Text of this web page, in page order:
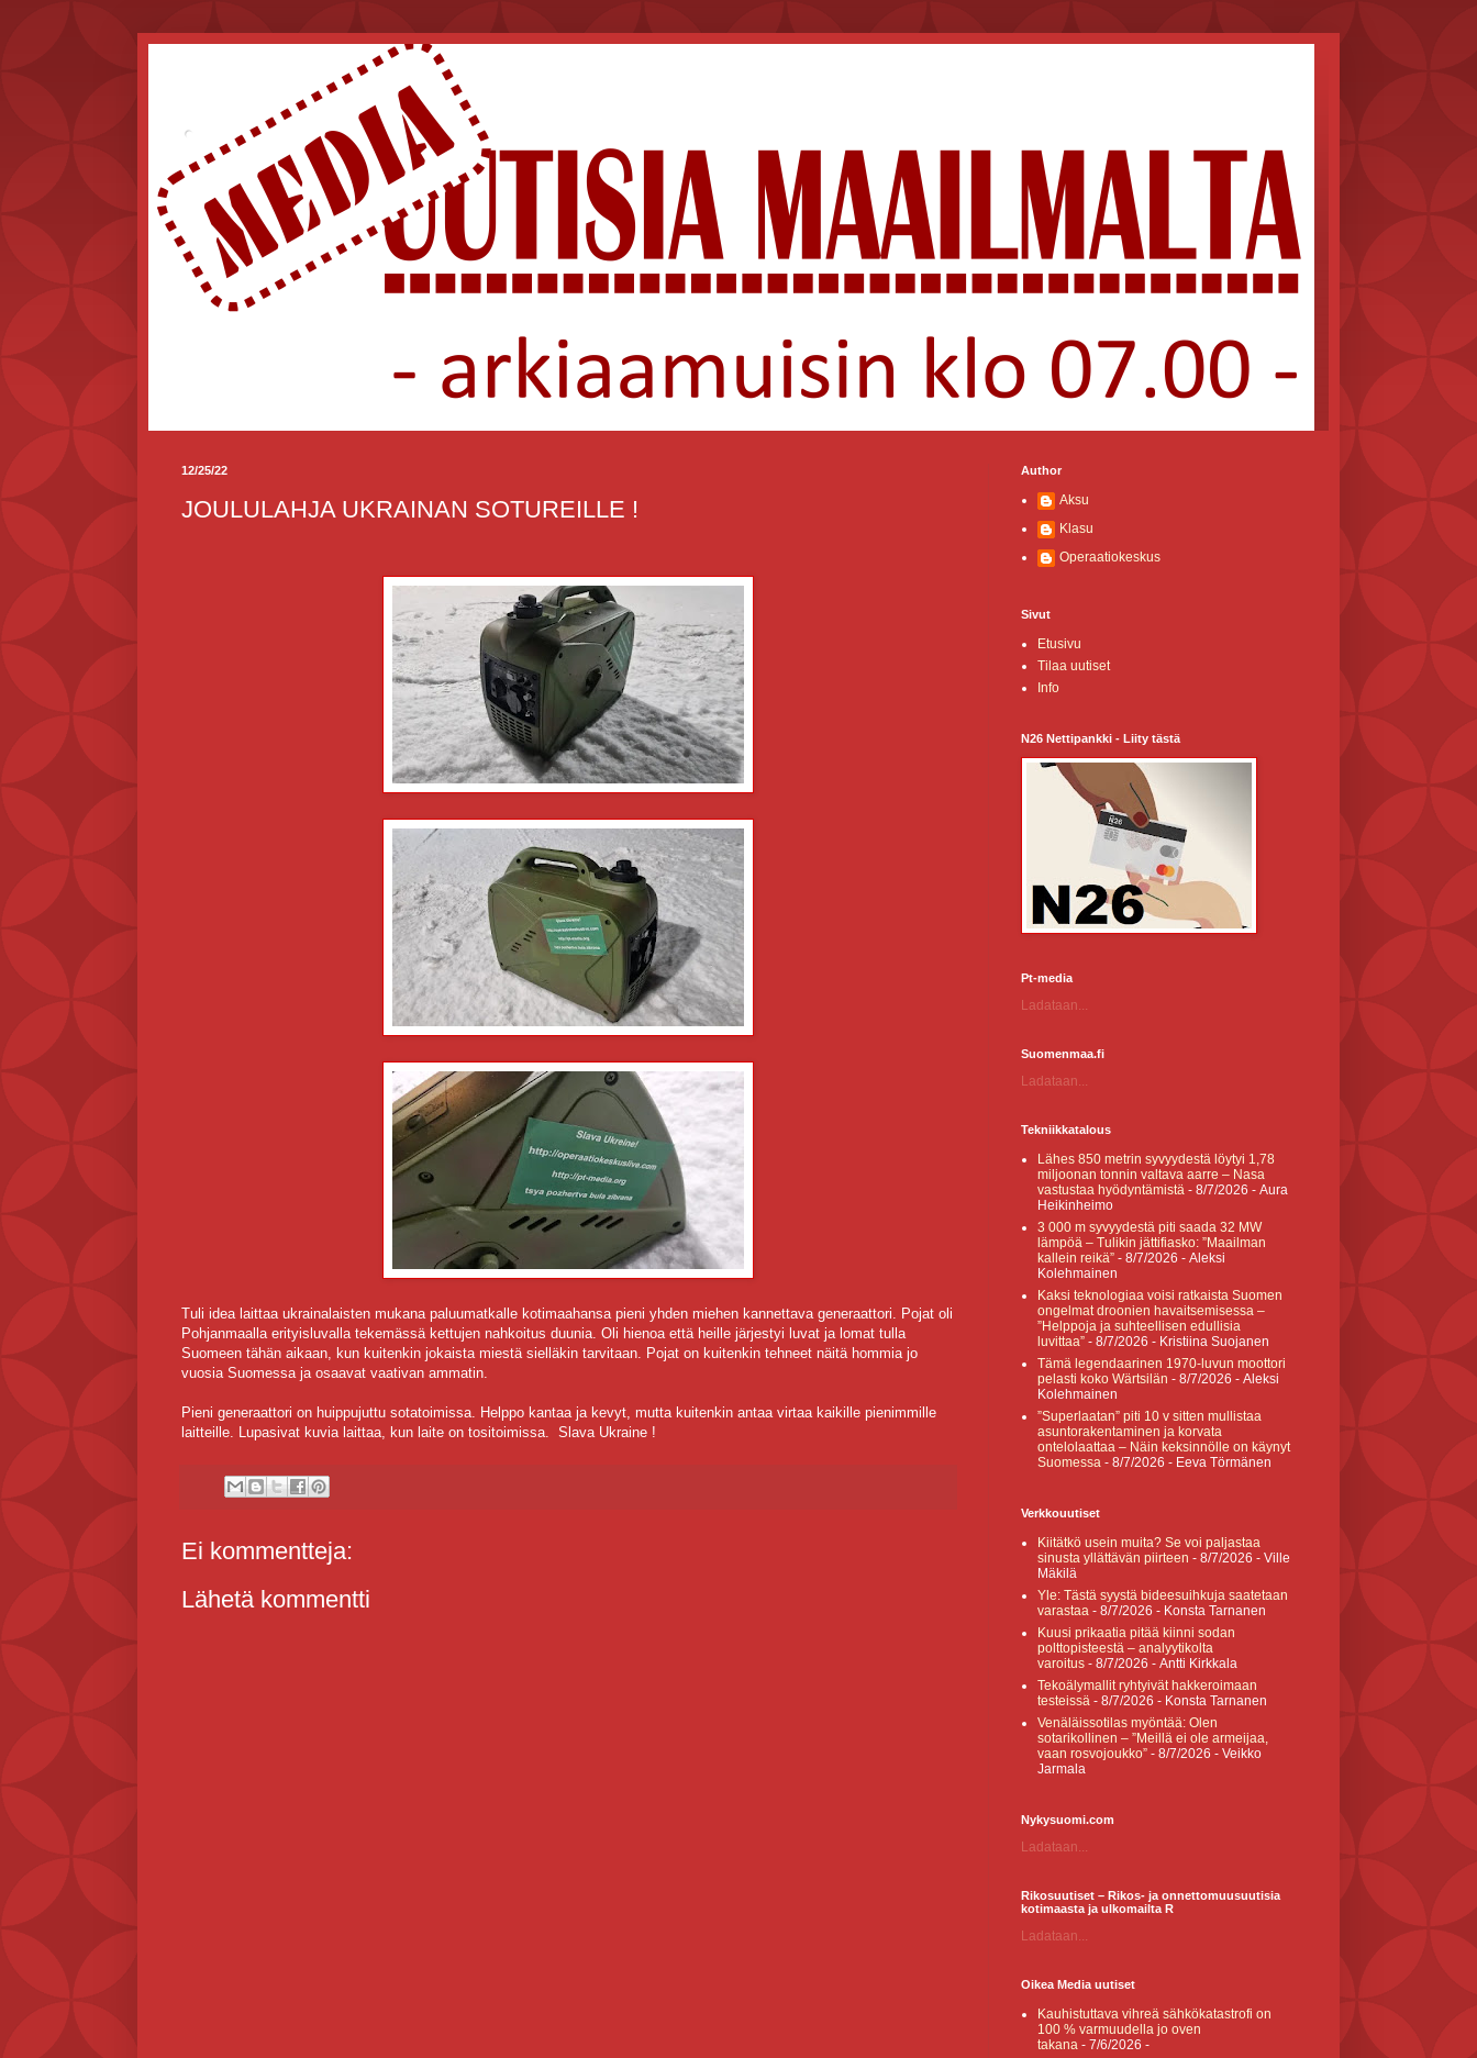
.
12/25/22
JOULULAHJA UKRAINAN SOTUREILLE !
Tuli idea laittaa ukrainalaisten mukana paluumatkalle kotimaahansa pieni yhden miehen kannettava generaattori. Pojat oli
Pohjanmaalla erityisluvalla tekemässä kettujen nahkoitus duunia. Oli hienoa että heille järjestyi luvat ja lomat tulla
Suomeen tähän aikaan, kun kuitenkin jokaista miestä sielläkin tarvitaan. Pojat on kuitenkin tehneet näitä hommia jo
vuosia Suomessa ja osaavat vaativan ammatin.
Pieni generaattori on huippujuttu sotatoimissa. Helppo kantaa ja kevyt, mutta kuitenkin antaa virtaa kaikille pienimmille
laitteille. Lupasivat kuvia laittaa, kun laite on tositoimissa. Slava Ukraine !
Ei kommentteja:
Lähetä kommentti
Author
Aksu
Klasu
Operaatiokeskus
Sivut
Etusivu
Tilaa uutiset
Info
N26 Nettipankki - Liity tästä
Pt-media
Ladataan...
Suomenmaa.fi
Ladataan...
Tekniikkatalous
Lähes 850 metrin syvyydestä löytyi 1,78
miljoonan tonnin valtava aarre – Nasa
vastustaa hyödyntämistä - 8/7/2026 - Aura
Heikinheimo
3 000 m syvyydestä piti saada 32 MW
lämpöä – Tulikin jättifiasko: ”Maailman
kallein reikä” - 8/7/2026 - Aleksi
Kolehmainen
Kaksi teknologiaa voisi ratkaista Suomen
ongelmat droonien havaitsemisessa –
”Helppoja ja suhteellisen edullisia
luvittaa” - 8/7/2026 - Kristiina Suojanen
Tämä legendaarinen 1970-luvun moottori
pelasti koko Wärtsilän - 8/7/2026 - Aleksi
Kolehmainen
”Superlaatan” piti 10 v sitten mullistaa
asuntorakentaminen ja korvata
ontelolaattaa – Näin keksinnölle on käynyt
Suomessa - 8/7/2026 - Eeva Törmänen
Verkkouutiset
Kiitätkö usein muita? Se voi paljastaa
sinusta yllättävän piirteen - 8/7/2026 - Ville
Mäkilä
Yle: Tästä syystä bideesuihkuja saatetaan
varastaa - 8/7/2026 - Konsta Tarnanen
Kuusi prikaatia pitää kiinni sodan
polttopisteestä – analyytikolta
varoitus - 8/7/2026 - Antti Kirkkala
Tekoälymallit ryhtyivät hakkeroimaan
testeissä - 8/7/2026 - Konsta Tarnanen
Venäläissotilas myöntää: Olen
sotarikollinen – ”Meillä ei ole armeijaa,
vaan rosvojoukko” - 8/7/2026 - Veikko
Jarmala
Nykysuomi.com
Ladataan...
Rikosuutiset – Rikos- ja onnettomuusuutisia
kotimaasta ja ulkomailta R
Ladataan...
Oikea Media uutiset
Kauhistuttava vihreä sähkökatastrofi on
100 % varmuudella jo oven
takana - 7/6/2026 -